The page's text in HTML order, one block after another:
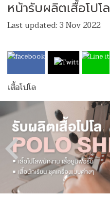
หน้ารับผลิตเสื้อโปโล
Last updated: 3 Nov 2022
เสื้อโปโล